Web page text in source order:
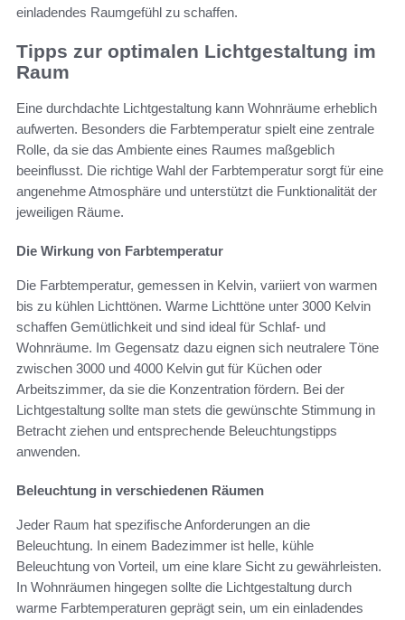
einladendes Raumgefühl zu schaffen.
Tipps zur optimalen Lichtgestaltung im
Raum
Eine durchdachte Lichtgestaltung kann Wohnräume erheblich
aufwerten. Besonders die Farbtemperatur spielt eine zentrale
Rolle, da sie das Ambiente eines Raumes maßgeblich
beeinflusst. Die richtige Wahl der Farbtemperatur sorgt für eine
angenehme Atmosphäre und unterstützt die Funktionalität der
jeweiligen Räume.
Die Wirkung von Farbtemperatur
Die Farbtemperatur, gemessen in Kelvin, variiert von warmen
bis zu kühlen Lichttönen. Warme Lichttöne unter 3000 Kelvin
schaffen Gemütlichkeit und sind ideal für Schlaf- und
Wohnräume. Im Gegensatz dazu eignen sich neutralere Töne
zwischen 3000 und 4000 Kelvin gut für Küchen oder
Arbeitszimmer, da sie die Konzentration fördern. Bei der
Lichtgestaltung sollte man stets die gewünschte Stimmung in
Betracht ziehen und entsprechende Beleuchtungstipps
anwenden.
Beleuchtung in verschiedenen Räumen
Jeder Raum hat spezifische Anforderungen an die
Beleuchtung. In einem Badezimmer ist helle, kühle
Beleuchtung von Vorteil, um eine klare Sicht zu gewährleisten.
In Wohnräumen hingegen sollte die Lichtgestaltung durch
warme Farbtemperaturen geprägt sein, um ein einladendes